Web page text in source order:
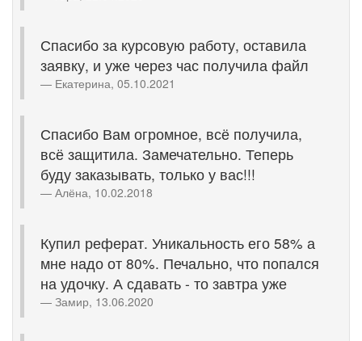
Спасибо за курсовую работу, оставила
заявку, и уже через час получила файл
Екатерина, 05.10.2021
Спасибо Вам огромное, всё получила,
всё защитила. Замечательно. Теперь
буду заказывать, только у вас!!!
Алёна, 10.02.2018
Купил реферат. Уникальность его 58% а
мне надо от 80%. Печально, что попался
на удочку. А сдавать - то завтра уже
Замир, 13.06.2020